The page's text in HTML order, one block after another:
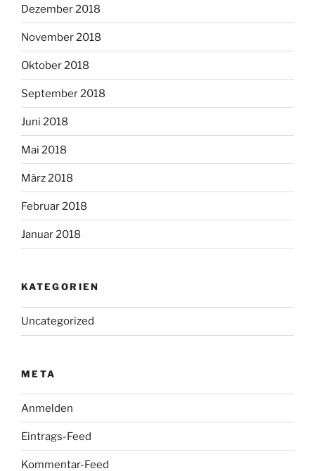
Dezember 2018
November 2018
Oktober 2018
September 2018
Juni 2018
Mai 2018
März 2018
Februar 2018
Januar 2018
KATEGORIEN
Uncategorized
META
Anmelden
Eintrags-Feed
Kommentar-Feed